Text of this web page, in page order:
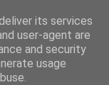
its services
user-agent are
and security
usage